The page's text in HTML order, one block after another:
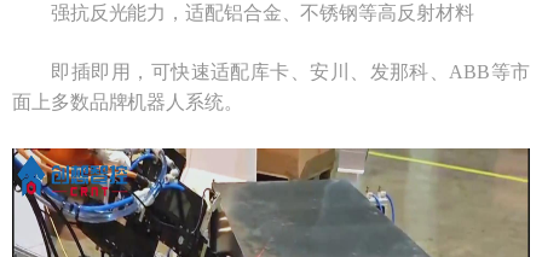
强抗反光能力，适配铝合金、不锈钢等高反射材料
即插即用，可快速适配库卡、安川、发那科、ABB等市
面上多数品牌机器人系统。